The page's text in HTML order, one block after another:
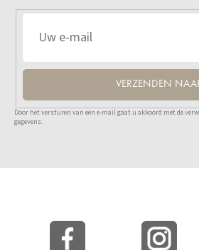
VERZENDEN
Door het versturen van een e-mail gaat u akkoord met de
gegevens.